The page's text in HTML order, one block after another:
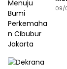
09/